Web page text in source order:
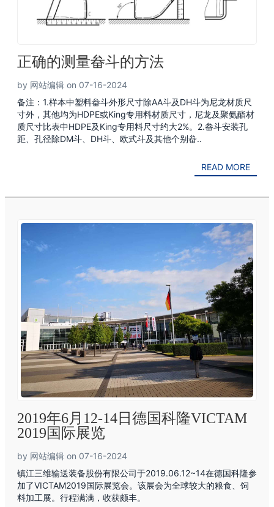
正确的测量畚斗的方法
by 网站编辑 on 07-16-2024
备注：1.样本中塑料畚斗外形尺寸除AA斗及DH斗为尼龙材质尺
寸外，其他均为HDPE或King专用料材质尺寸，尼龙及聚氨酯材
质尺寸比表中HDPE及King专用料尺寸约大2%。2.畚斗安装孔
距、孔径除DM斗、DH斗、欧式斗及其他个别畚..
READ MORE
2019年6月12-14日德国科隆VICTAM
2019国际展览
by 网站编辑 on 07-16-2024
镇江三维输送装备股份有限公司于2019.06.12~14在德国科隆参
加了VICTAM2019国际展览会。该展会为全球较大的粮食、饲
料加工展。行程满满，收获颇丰。